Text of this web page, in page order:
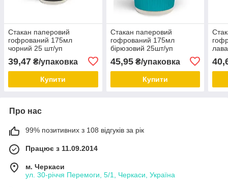
Стакан паперовий
гофрований 175мл
чорний 25 шт/уп
39,47 ₴/упаковка
Купити
Стакан паперовий
гофрований 175мл
бірюзовий 25шт/уп
45,95₴/упаковка
Купити
Про нас
99% позитивних з 108 відгуків за рік
Працює з 11.09.2014
м. Черкаси
ул. 30-рiччя Перемоги, 5/1, Черкаси, Україна